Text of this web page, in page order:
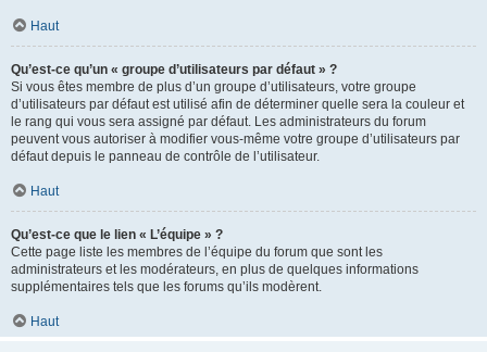
Haut
Qu’est-ce qu’un « groupe d’utilisateurs par défaut » ?
Si vous êtes membre de plus d’un groupe d’utilisateurs, votre groupe
d’utilisateurs par défaut est utilisé afin de déterminer quelle sera la couleur et
le rang qui vous sera assigné par défaut. Les administrateurs du forum
peuvent vous autoriser à modifier vous-même votre groupe d’utilisateurs par
défaut depuis le panneau de contrôle de l’utilisateur.
Haut
Qu’est-ce que le lien « L’équipe » ?
Cette page liste les membres de l’équipe du forum que sont les
administrateurs et les modérateurs, en plus de quelques informations
supplémentaires tels que les forums qu’ils modèrent.
Haut